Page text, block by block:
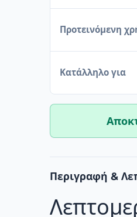
Προτεινόμενη
Κατάλληλο για
Περιγραφή &